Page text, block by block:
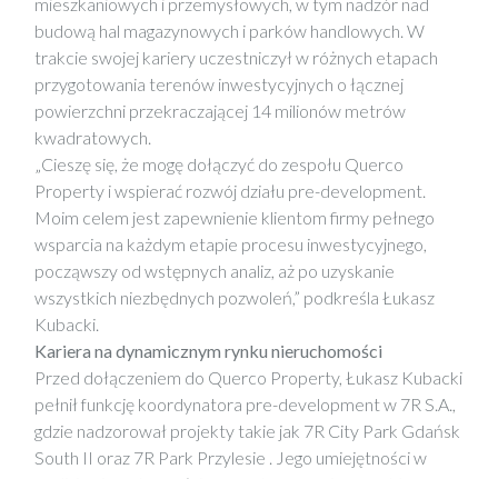
budową hal magazynowych i parków handlowych. W
trakcie swojej kariery uczestniczył w różnych etapach
przygotowania terenów inwestycyjnych o łącznej
powierzchni przekraczającej 14 milionów metrów
kwadratowych.
„Cieszę się, że mogę dołączyć do zespołu Querco
Property i wspierać rozwój działu pre-development.
Moim celem jest zapewnienie klientom firmy pełnego
wsparcia na każdym etapie procesu inwestycyjnego,
począwszy od wstępnych analiz, aż po uzyskanie
wszystkich niezbędnych pozwoleń,” podkreśla Łukasz
Kubacki.
Kariera na dynamicznym rynku nieruchomości
Przed dołączeniem do Querco Property, Łukasz Kubacki
pełnił funkcję koordynatora pre-development w 7R S.A.,
gdzie nadzorował projekty takie jak 7R City Park Gdańsk
South II oraz 7R Park Przylesie . Jego umiejętności w